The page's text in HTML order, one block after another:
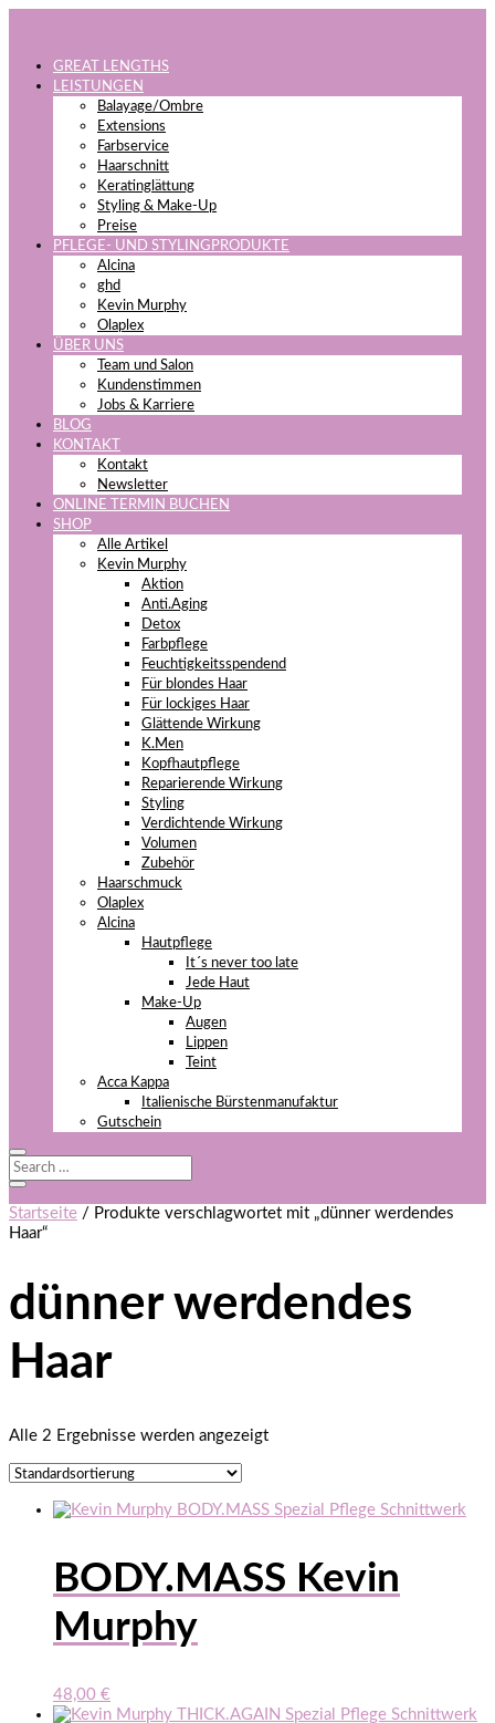
GREAT LENGTHS
LEISTUNGEN
Balayage/Ombre
Extensions
Farbservice
Haarschnitt
Keratinglättung
Styling & Make-Up
Preise
PFLEGE- UND STYLINGPRODUKTE
Alcina
ghd
Kevin Murphy
Olaplex
ÜBER UNS
Team und Salon
Kundenstimmen
Jobs & Karriere
BLOG
KONTAKT
Kontakt
Newsletter
ONLINE TERMIN BUCHEN
SHOP
Alle Artikel
Kevin Murphy
Aktion
Anti.Aging
Detox
Farbpflege
Feuchtigkeitsspendend
Für blondes Haar
Für lockiges Haar
Glättende Wirkung
K.Men
Kopfhautpflege
Reparierende Wirkung
Styling
Verdichtende Wirkung
Volumen
Zubehör
Haarschmuck
Olaplex
Alcina
Hautpflege
It´s never too late
Jede Haut
Make-Up
Augen
Lippen
Teint
Acca Kappa
Italienische Bürstenmanufaktur
Gutschein
Startseite / Produkte verschlagwortet mit „dünner werdendes
Haar“
dünner werdendes
Haar
Alle 2 Ergebnisse werden angezeigt
BODY.MASS Kevin
Murphy
48,00 €